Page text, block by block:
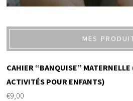
MES
CAHIER “BANQUISE”
ACTIVITÉS POUR ENFANTS)
€9,00